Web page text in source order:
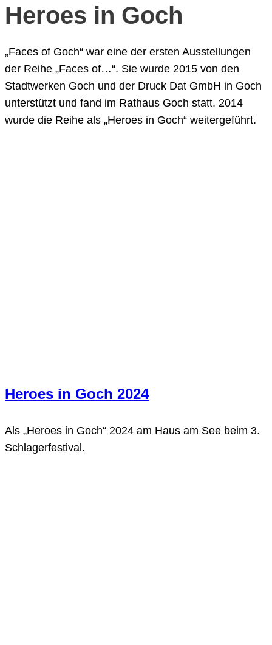
Heroes in Goch
„Faces of Goch“ war eine der ersten Ausstellungen
der Reihe „Faces of…“. Sie wurde 2015 von den
Stadtwerken Goch und der Druck Dat GmbH in Goch
unterstützt und fand im Rathaus Goch statt. 2014
wurde die Reihe als „Heroes in Goch“ weitergeführt.
Heroes in Goch 2024
Als „Heroes in Goch“ 2024 am Haus am See beim 3.
Schlagerfestival.